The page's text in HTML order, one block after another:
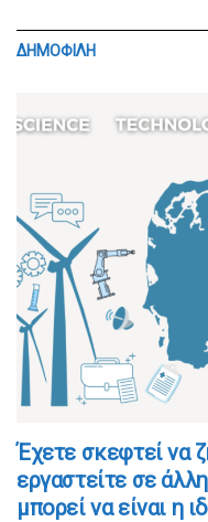
ΔΗΜΟΦΙΛΗ
​​Έχετε σκεφτεί να
εργαστείτε σε
μπορεί να είναι η